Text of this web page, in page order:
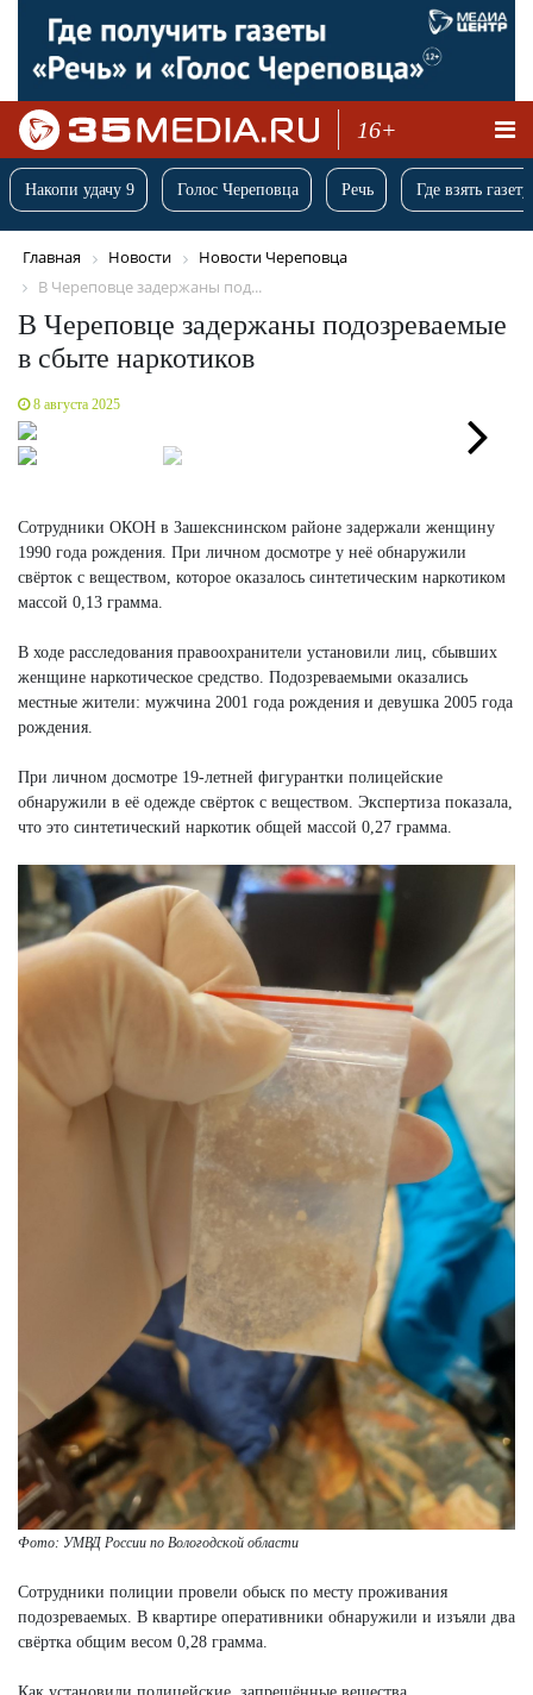
16+
Накопи удачу 9 Голос Череповца Речь Где взять
Главная Новости
Новости Череповца
В Череповце задержаны под...
В Череповце задержаны подозреваемые
в сбыте наркотиков
8 августа 2025
Сотрудники ОКОН в Зашекснинском районе задержали женщину
1990 года рождения. При личном досмотре у неё обнаружили
свёрток с веществом, которое оказалось синтетическим наркотиком
массой 0,13 грамма.
В ходе расследования правоохранители установили лиц, сбывших
женщине наркотическое средство. Подозреваемыми оказались
местные жители: мужчина 2001 года рождения и девушка 2005 года
рождения.
При личном досмотре 19-летней фигурантки полицейские
обнаружили в её одежде свёрток с веществом. Экспертиза показала,
что это синтетический наркотик общей массой 0,27 грамма.
Фото: УМВД России по Вологодской области
Сотрудники полиции провели обыск по месту проживания
подозреваемых. В квартире оперативники обнаружили и изъяли два
свёртка общим весом 0,28 грамма.